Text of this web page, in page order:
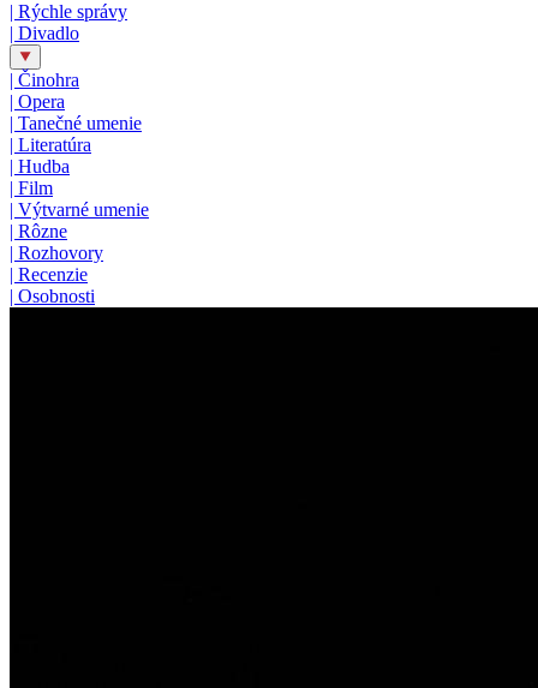
| Rýchle správy
| Divadlo
| Činohra
| Opera
| Tanečné umenie
| Literatúra
| Hudba
| Film
| Výtvarné umenie
| Rôzne
| Rozhovory
| Recenzie
| Osobnosti